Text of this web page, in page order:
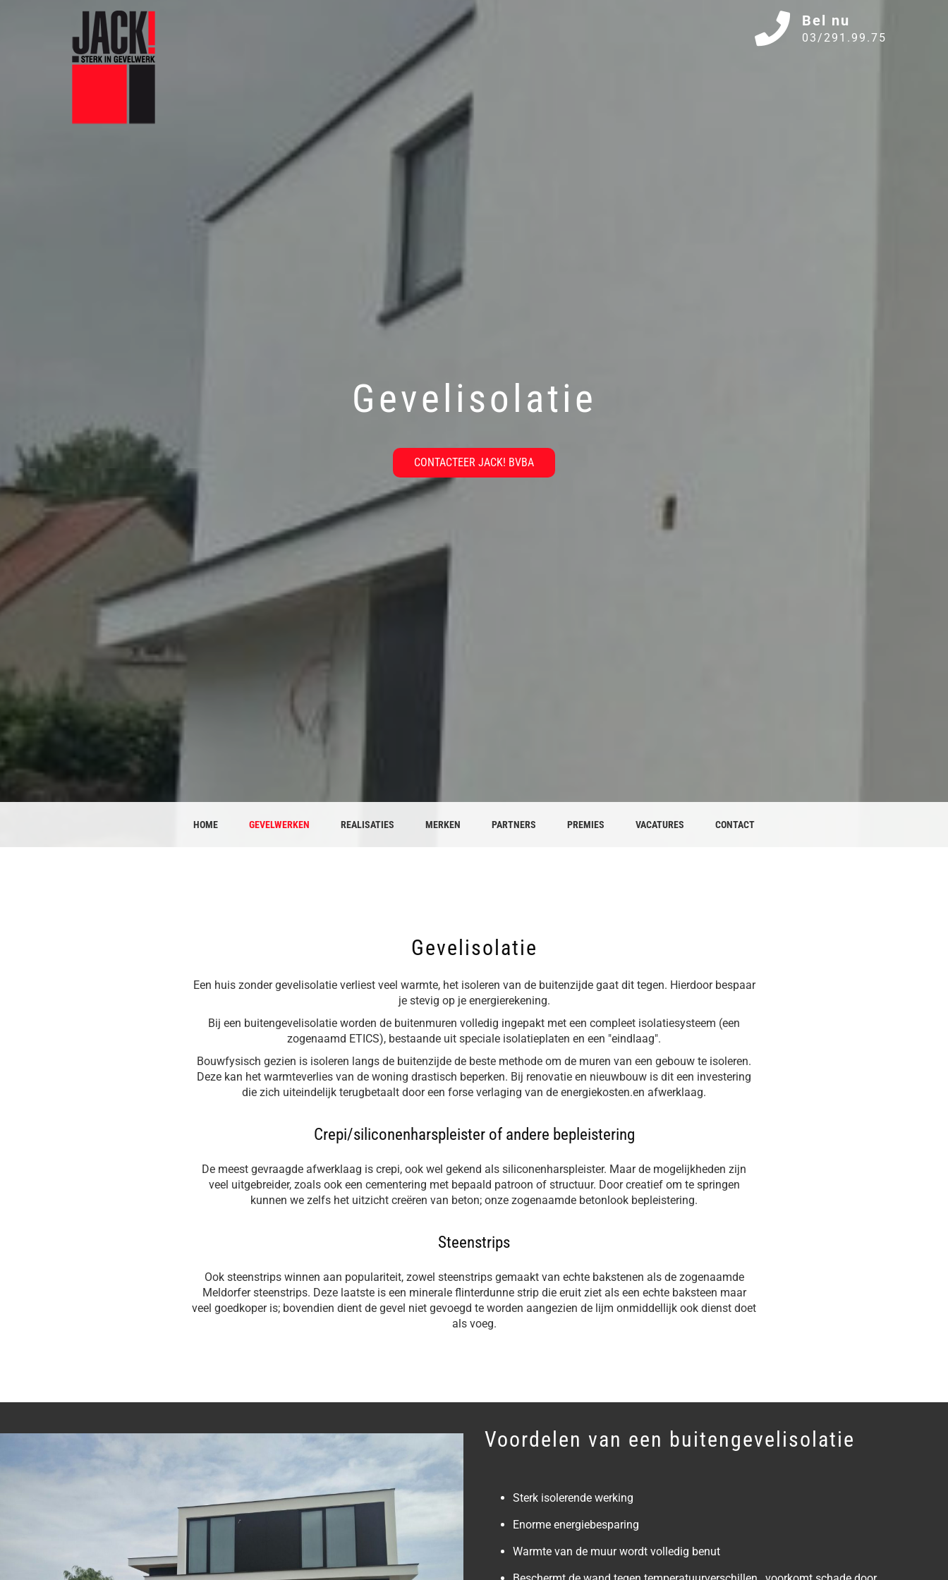
Bel nu
03/291.99.75
HOME GEVELWERKEN REALISATIES MERKEN PARTNERS PREMIES VACATURES CONTACT
Gevelisolatie
CONTACTEER JACK! BVBA
Gevelisolatie
Een huis zonder gevelisolatie verliest veel warmte, het isoleren van de buitenzijde gaat dit tegen. Hierdoor bespaar
je stevig op je energierekening.
Bij een buitengevelisolatie worden de buitenmuren volledig ingepakt met een compleet isolatiesysteem (een
zogenaamd ETICS), bestaande uit speciale isolatieplaten en een "eindlaag".
Bouwfysisch gezien is isoleren langs de buitenzijde de beste methode om de muren van een gebouw te isoleren.
Deze kan het warmteverlies van de woning drastisch beperken. Bij renovatie en nieuwbouw is dit een investering
die zich uiteindelijk terugbetaalt door een forse verlaging van de energiekosten.en afwerklaag.
Crepi/siliconenharspleister of andere bepleistering
De meest gevraagde afwerklaag is crepi, ook wel gekend als siliconenharspleister. Maar de mogelijkheden zijn
veel uitgebreider, zoals ook een cementering met bepaald patroon of structuur. Door creatief om te springen
kunnen we zelfs het uitzicht creëren van beton; onze zogenaamde betonlook bepleistering.
Steenstrips
Ook steenstrips winnen aan populariteit, zowel steenstrips gemaakt van echte bakstenen als de zogenaamde
Meldorfer steenstrips. Deze laatste is een minerale flinterdunne strip die eruit ziet als een echte baksteen maar
veel goedkoper is; bovendien dient de gevel niet gevoegd te worden aangezien de lijm onmiddellijk ook dienst doet
als voeg.
Voordelen van een buitengevelisolatie
Sterk isolerende werking
Enorme energiebesparing
Warmte van de muur wordt volledig benut